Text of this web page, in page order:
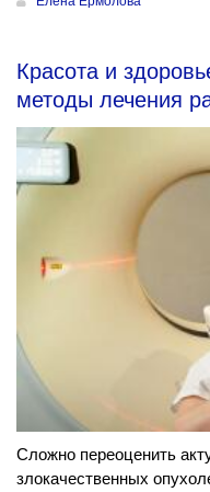
Красота и
методы лечения
Сложно переоценить
злокачественных